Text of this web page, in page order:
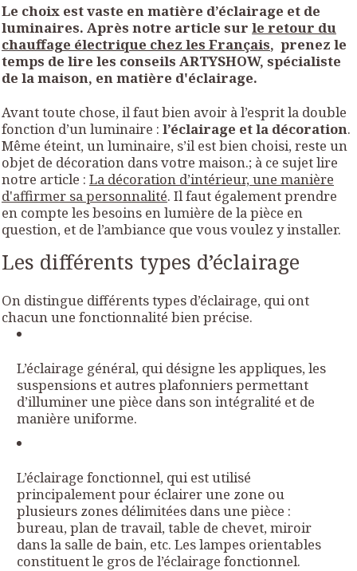
Le choix est vaste en matière d’éclairage et de
luminaires. Après notre article sur le retour du
chauffage électrique chez les Français, prenez le
temps de lire les conseils ARTYSHOW, spécialiste
de la maison, en matière d'éclairage.
Avant toute chose, il faut bien avoir à l’esprit la double
fonction d’un luminaire : l’éclairage et la décoration.
Même éteint, un luminaire, s’il est bien choisi, reste un
objet de décoration dans votre maison.; à ce sujet lire
notre article : La décoration d’intérieur, une manière
d'affirmer sa personnalité. Il faut également prendre
en compte les besoins en lumière de la pièce en
question, et de l’ambiance que vous voulez y installer.
Les différents types d’éclairage
On distingue différents types d’éclairage, qui ont
chacun une fonctionnalité bien précise.
L’éclairage général, qui désigne les appliques, les
suspensions et autres plafonniers permettant
d’illuminer une pièce dans son intégralité et de
manière uniforme.
L’éclairage fonctionnel, qui est utilisé
principalement pour éclairer une zone ou
plusieurs zones délimitées dans une pièce :
bureau, plan de travail, table de chevet, miroir
dans la salle de bain, etc. Les lampes orientables
constituent le gros de l’éclairage fonctionnel.